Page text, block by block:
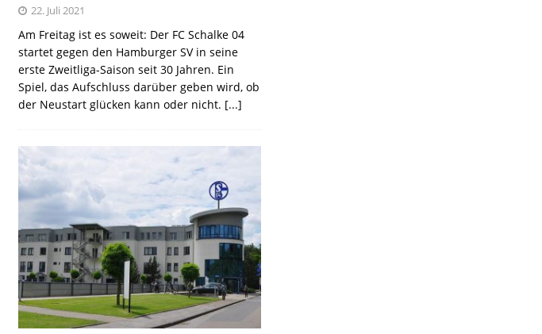
22. Juli 2021
Am Freitag ist es soweit: Der FC Schalke 04
startet gegen den Hamburger SV in seine
erste Zweitliga-Saison seit 30 Jahren. Ein
Spiel, das Aufschluss darüber geben wird, ob
der Neustart glücken kann oder nicht. [...]